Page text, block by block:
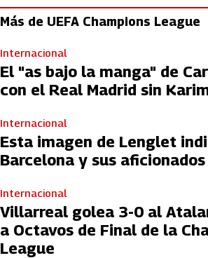
Más de UEFA Champions League
Internacional
El "as bajo la manga" de
con el Real Madrid sin
Internacional
Esta imagen de Lenglet
Barcelona y sus aficionados
Internacional
Villarreal golea 3-0 al
a Octavos de Final de la
League